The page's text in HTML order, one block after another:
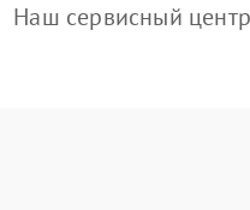
Наш сервисный